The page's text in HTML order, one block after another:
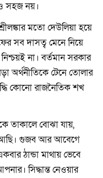
সহজ নয়।
মতো দেউলিয়া হয়ে
সব দাসত্ব মেনে নিয়ে
না। বর্তমান সরকার
অর্থনীতিকে টেনে তোলার
কোনো রাজনৈতিক শখ
তাকালে বোঝা যায়,
গুজব আর আবেগে
ঠান্ডা মাথায় ভেবে
সিদ্ধান্ত নেওয়ার